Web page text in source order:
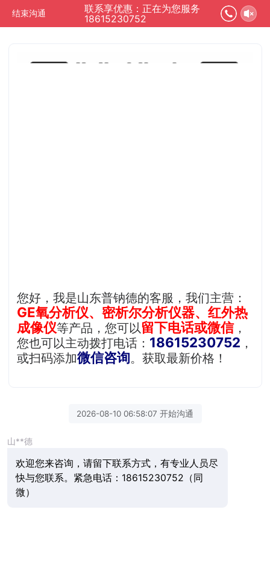
结束沟通
联系享优惠：正在为您服务
18615230752
您好，我是山东普钠德的客服，我们主营：
GE氧分析仪、密析尔分析仪器、红外热
成像仪等产品，您可以留下电话或微信，
您也可以主动拨打电话： 18615230752 ，
或扫码添加微信咨询。获取最新价格！
2026-08-10 06:58:07 开始沟通
山**德
欢迎您来咨询，请留下联系方式，有专业人员尽
快与您联系。紧急电话：18615230752（同
微）